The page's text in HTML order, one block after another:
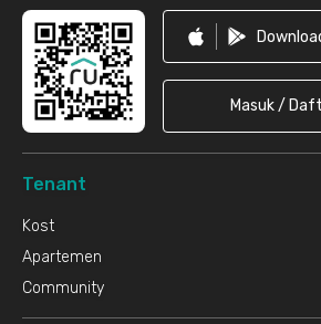
Masuk /
Tenant
Kost
Apartemen
Community